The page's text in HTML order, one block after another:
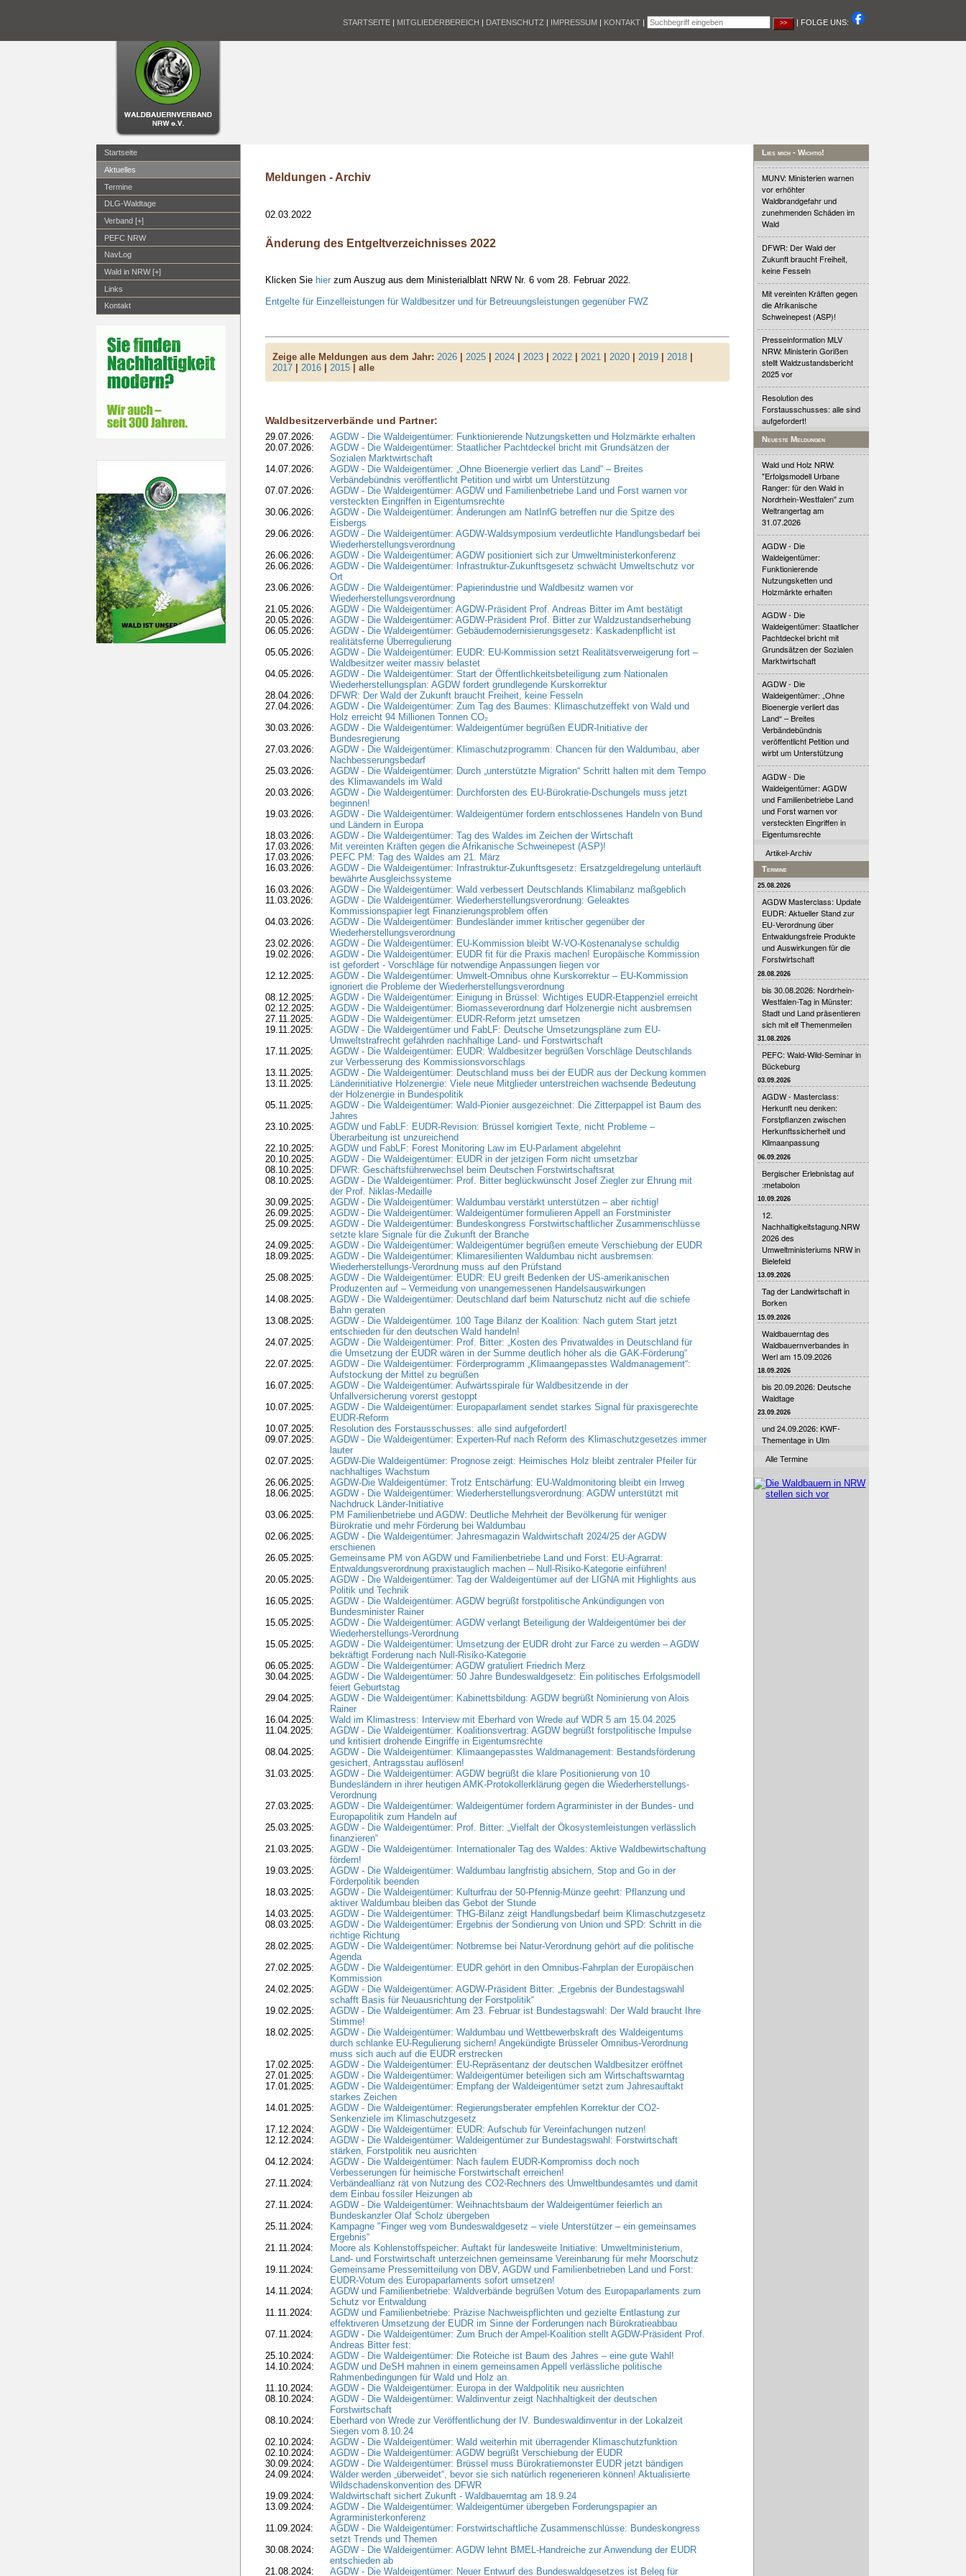
STARTSEITE | MITGLIEDERBEREICH | DATENSCHUTZ | IMPRESSUM | KONTAKT | | FOLGE UNS:
Startseite
Aktuelles
Termine
DLG-Waldtage
Verband [+]
PEFC NRW
NavLog
Wald in NRW [+]
Links
Kontakt
Meldungen - Archiv
02.03.2022
Änderung des Entgeltverzeichnisses 2022
Klicken Sie hierzum Auszug aus dem Ministerialblatt NRW Nr. 6 vom 28. Februar 2022.
Entgelte für Einzelleistungen für Waldbesitzer und für Betreuungsleistungen gegenüber FWZ
Zeige alle Meldungen aus dem Jahr: 2026| 2025| 2024| 2023| 2022| 2021| 2020| 2019| 2018|
2017| 2016| 2015| alle
Waldbesitzerverbände und Partner:
29.07.2026:
AGDW - Die Waldeigentümer: Funktionierende Nutzungsketten und Holzmärkte erhalten
20.07.2026:
AGDW - Die Waldeigentümer: Staatlicher Pachtdeckel bricht mit Grundsätzen der
Sozialen Marktwirtschaft
14.07.2026:
AGDW - Die Waldeigentümer: „Ohne Bioenergie verliert das Land“ – Breites
Verbändebündnis veröffentlicht Petition und wirbt um Unterstützung
07.07.2026:
AGDW - Die Waldeigentümer: AGDW und Familienbetriebe Land und Forst warnen vor
versteckten Eingriffen in Eigentumsrechte
30.06.2026:
AGDW - Die Waldeigentümer: Änderungen am NatInfG betreffen nur die Spitze des
Eisbergs
29.06.2026:
AGDW - Die Waldeigentümer: AGDW-Waldsymposium verdeutlichte Handlungsbedarf bei
Wiederherstellungsverordnung
26.06.2026:
AGDW - Die Waldeigentümer: AGDW positioniert sich zur Umweltministerkonferenz
26.06.2026:
AGDW - Die Waldeigentümer: Infrastruktur-Zukunftsgesetz schwächt Umweltschutz vor
Ort
23.06.2026:
AGDW - Die Waldeigentümer: Papierindustrie und Waldbesitz warnen vor
Wiederherstellungsverordnung
21.05.2026:
AGDW - Die Waldeigentümer: AGDW-Präsident Prof. Andreas Bitter im Amt bestätigt
20.05.2026:
AGDW - Die Waldeigentümer: AGDW-Präsident Prof. Bitter zur Waldzustandserhebung
06.05.2026:
AGDW - Die Waldeigentümer: Gebäudemodernisierungsgesetz: Kaskadenpflicht ist
realitätsferne Überregulierung
05.05.2026:
AGDW - Die Waldeigentümer: EUDR: EU-Kommission setzt Realitätsverweigerung fort –
Waldbesitzer weiter massiv belastet
04.05.2026:
AGDW - Die Waldeigentümer: Start der Öffentlichkeitsbeteiligung zum Nationalen
Wiederherstellungsplan: AGDW fordert grundlegende Kurskorrektur
28.04.2026:
DFWR: Der Wald der Zukunft braucht Freiheit, keine Fesseln
27.04.2026:
AGDW - Die Waldeigentümer: Zum Tag des Baumes: Klimaschutzeffekt von Wald und
Holz erreicht 94 Millionen Tonnen CO₂
30.03.2026:
AGDW - Die Waldeigentümer: Waldeigentümer begrüßen EUDR-Initiative der
Bundesregierung
27.03.2026:
AGDW - Die Waldeigentümer: Klimaschutzprogramm: Chancen für den Waldumbau, aber
Nachbesserungsbedarf
25.03.2026:
AGDW - Die Waldeigentümer: Durch „unterstützte Migration“ Schritt halten mit dem Tempo
des Klimawandels im Wald
20.03.2026:
AGDW - Die Waldeigentümer: Durchforsten des EU-Bürokratie-Dschungels muss jetzt
beginnen!
19.03.2026:
AGDW - Die Waldeigentümer: Waldeigentümer fordern entschlossenes Handeln von Bund
und Ländern in Europa
18.03.2026:
AGDW - Die Waldeigentümer: Tag des Waldes im Zeichen der Wirtschaft
17.03.2026:
Mit vereinten Kräften gegen die Afrikanische Schweinepest (ASP)!
17.03.2026:
PEFC PM: Tag des Waldes am 21. März
16.03.2026:
AGDW - Die Waldeigentümer: Infrastruktur-Zukunftsgesetz: Ersatzgeldregelung unterläuft
bewährte Ausgleichssysteme
16.03.2026:
AGDW - Die Waldeigentümer: Wald verbessert Deutschlands Klimabilanz maßgeblich
11.03.2026:
AGDW - Die Waldeigentümer: Wiederherstellungsverordnung: Geleaktes
Kommissionspapier legt Finanzierungsproblem offen
04.03.2026:
AGDW - Die Waldeigentümer: Bundesländer immer kritischer gegenüber der
Wiederherstellungsverordnung
23.02.2026:
AGDW - Die Waldeigentümer: EU-Kommission bleibt W-VO-Kostenanalyse schuldig
19.02.2026:
AGDW - Die Waldeigentümer: EUDR fit für die Praxis machen! Europäische Kommission
ist gefordert - Vorschläge für notwendige Anpassungen liegen vor
12.12.2025:
AGDW - Die Waldeigentümer: Umwelt-Omnibus ohne Kurskorrektur – EU-Kommission
ignoriert die Probleme der Wiederherstellungsverordnung
08.12.2025:
AGDW - Die Waldeigentümer: Einigung in Brüssel: Wichtiges EUDR-Etappenziel erreicht
02.12.2025:
AGDW - Die Waldeigentümer: Biomasseverordnung darf Holzenergie nicht ausbremsen
27.11.2025:
AGDW - Die Waldeigentümer: EUDR-Reform jetzt umsetzen
19.11.2025:
AGDW - Die Waldeigentümer und FabLF: Deutsche Umsetzungspläne zum EU-
Umweltstrafrecht gefährden nachhaltige Land- und Forstwirtschaft
17.11.2025:
AGDW - Die Waldeigentümer: EUDR: Waldbesitzer begrüßen Vorschläge Deutschlands
zur Verbesserung des Kommissionsvorschlags
13.11.2025:
AGDW - Die Waldeigentümer: Deutschland muss bei der EUDR aus der Deckung kommen
13.11.2025:
Länderinitiative Holzenergie: Viele neue Mitglieder unterstreichen wachsende Bedeutung
der Holzenergie in Bundespolitik
05.11.2025:
AGDW - Die Waldeigentümer: Wald-Pionier ausgezeichnet: Die Zitterpappel ist Baum des
Jahres
23.10.2025:
AGDW und FabLF: EUDR-Revision: Brüssel korrigiert Texte, nicht Probleme –
Überarbeitung ist unzureichend
22.10.2025:
AGDW und FabLF: Forest Monitoring Law im EU-Parlament abgelehnt
20.10.2025:
AGDW - Die Waldeigentümer: EUDR in der jetzigen Form nicht umsetzbar
08.10.2025:
DFWR: Geschäftsführerwechsel beim Deutschen Forstwirtschaftsrat
08.10.2025:
AGDW - Die Waldeigentümer: Prof. Bitter beglückwünscht Josef Ziegler zur Ehrung mit
der Prof. Niklas-Medaille
30.09.2025:
AGDW - Die Waldeigentümer: Waldumbau verstärkt unterstützen – aber richtig!
26.09.2025:
AGDW - Die Waldeigentümer: Waldeigentümer formulieren Appell an Forstminister
25.09.2025:
AGDW - Die Waldeigentümer: Bundeskongress Forstwirtschaftlicher Zusammenschlüsse
setzte klare Signale für die Zukunft der Branche
24.09.2025:
AGDW - Die Waldeigentümer: Waldeigentümer begrüßen erneute Verschiebung der EUDR
18.09.2025:
AGDW - Die Waldeigentümer: Klimaresilienten Waldumbau nicht ausbremsen:
Wiederherstellungs-Verordnung muss auf den Prüfstand
25.08.2025:
AGDW - Die Waldeigentümer: EUDR: EU greift Bedenken der US-amerikanischen
Produzenten auf – Vermeidung von unangemessenen Handelsauswirkungen
14.08.2025:
AGDW - Die Waldeigentümer: Deutschland darf beim Naturschutz nicht auf die schiefe
Bahn geraten
13.08.2025:
AGDW - Die Waldeigentümer. 100 Tage Bilanz der Koalition: Nach gutem Start jetzt
entschieden für den deutschen Wald handeln!
24.07.2025:
AGDW - Die Waldeigentümer: Prof. Bitter: „Kosten des Privatwaldes in Deutschland für
die Umsetzung der EUDR wären in der Summe deutlich höher als die GAK-Förderung“
22.07.2025:
AGDW - Die Waldeigentümer: Förderprogramm „Klimaangepasstes Waldmanagement“:
Aufstockung der Mittel zu begrüßen
16.07.2025:
AGDW - Die Waldeigentümer: Aufwärtsspirale für Waldbesitzende in der
Unfallversicherung vorerst gestoppt
10.07.2025:
AGDW - Die Waldeigentümer: Europaparlament sendet starkes Signal für praxisgerechte
EUDR-Reform
10.07.2025:
Resolution des Forstausschusses: alle sind aufgefordert!
09.07.2025:
AGDW - Die Waldeigentümer: Experten-Ruf nach Reform des Klimaschutzgesetzes immer
lauter
02.07.2025:
AGDW-Die Waldeigentümer: Prognose zeigt: Heimisches Holz bleibt zentraler Pfeiler für
nachhaltiges Wachstum
26.06.2025:
AGDW-Die Waldeigentümer: Trotz Entschärfung: EU-Waldmonitoring bleibt ein Irrweg
18.06.2025:
AGDW - Die Waldeigentümer: Wiederherstellungsverordnung: AGDW unterstützt mit
Nachdruck Länder-Initiative
03.06.2025:
PM Familienbetriebe und AGDW: Deutliche Mehrheit der Bevölkerung für weniger
Bürokratie und mehr Förderung bei Waldumbau
02.06.2025:
AGDW - Die Waldeigentümer: Jahresmagazin Waldwirtschaft 2024/25 der AGDW
erschienen
26.05.2025:
Gemeinsame PM von AGDW und Familienbetriebe Land und Forst: EU-Agrarrat:
Entwaldungsverordnung praxistauglich machen – Null-Risiko-Kategorie einführen!
20.05.2025:
AGDW - Die Waldeigentümer: Tag der Waldeigentümer auf der LIGNA mit Highlights aus
Politik und Technik
16.05.2025:
AGDW - Die Waldeigentümer: AGDW begrüßt forstpolitische Ankündigungen von
Bundesminister Rainer
15.05.2025:
AGDW - Die Waldeigentümer: AGDW verlangt Beteiligung der Waldeigentümer bei der
Wiederherstellungs-Verordnung
15.05.2025:
AGDW - Die Waldeigentümer: Umsetzung der EUDR droht zur Farce zu werden – AGDW
bekräftigt Forderung nach Null-Risiko-Kategorie
06.05.2025:
AGDW - Die Waldeigentümer: AGDW gratuliert Friedrich Merz
30.04.2025:
AGDW - Die Waldeigentümer: 50 Jahre Bundeswaldgesetz: Ein politisches Erfolgsmodell
feiert Geburtstag
29.04.2025:
AGDW - Die Waldeigentümer: Kabinettsbildung: AGDW begrüßt Nominierung von Alois
Rainer
16.04.2025:
Wald im Klimastress: Interview mit Eberhard von Wrede auf WDR 5 am 15.04.2025
11.04.2025:
AGDW - Die Waldeigentümer: Koalitionsvertrag: AGDW begrüßt forstpolitische Impulse
und kritisiert drohende Eingriffe in Eigentumsrechte
08.04.2025:
AGDW - Die Waldeigentümer: Klimaangepasstes Waldmanagement: Bestandsförderung
gesichert, Antragsstau auflösen!
31.03.2025:
AGDW - Die Waldeigentümer: AGDW begrüßt die klare Positionierung von 10
Bundesländern in ihrer heutigen AMK-Protokollerklärung gegen die Wiederherstellungs-
Verordnung
27.03.2025:
AGDW - Die Waldeigentümer: Waldeigentümer fordern Agrarminister in der Bundes- und
Europapolitik zum Handeln auf
25.03.2025:
AGDW - Die Waldeigentümer: Prof. Bitter: „Vielfalt der Ökosystemleistungen verlässlich
finanzieren“
21.03.2025:
AGDW - Die Waldeigentümer: Internationaler Tag des Waldes: Aktive Waldbewirtschaftung
fördern!
19.03.2025:
AGDW - Die Waldeigentümer: Waldumbau langfristig absichern, Stop and Go in der
Förderpolitik beenden
18.03.2025:
AGDW - Die Waldeigentümer: Kulturfrau der 50-Pfennig-Münze geehrt: Pflanzung und
aktiver Waldumbau bleiben das Gebot der Stunde
14.03.2025:
AGDW - Die Waldeigentümer: THG-Bilanz zeigt Handlungsbedarf beim Klimaschutzgesetz
08.03.2025:
AGDW - Die Waldeigentümer: Ergebnis der Sondierung von Union und SPD: Schritt in die
richtige Richtung
28.02.2025:
AGDW - Die Waldeigentümer: Notbremse bei Natur-Verordnung gehört auf die politische
Agenda
27.02.2025:
AGDW - Die Waldeigentümer: EUDR gehört in den Omnibus-Fahrplan der Europäischen
Kommission
24.02.2025:
AGDW - Die Waldeigentümer: AGDW-Präsident Bitter: „Ergebnis der Bundestagswahl
schafft Basis für Neuausrichtung der Forstpolitik“
19.02.2025:
AGDW - Die Waldeigentümer: Am 23. Februar ist Bundestagswahl: Der Wald braucht Ihre
Stimme!
18.02.2025:
AGDW - Die Waldeigentümer: Waldumbau und Wettbewerbskraft des Waldeigentums
durch schlanke EU-Regulierung sichern! Angekündigte Brüsseler Omnibus-Verordnung
muss sich auch auf die EUDR erstrecken
17.02.2025:
AGDW - Die Waldeigentümer: EU-Repräsentanz der deutschen Waldbesitzer eröffnet
27.01.2025:
AGDW - Die Waldeigentümer: Waldeigentümer beteiligen sich am Wirtschaftswarntag
17.01.2025:
AGDW - Die Waldeigentümer: Empfang der Waldeigentümer setzt zum Jahresauftakt
starkes Zeichen
14.01.2025:
AGDW - Die Waldeigentümer: Regierungsberater empfehlen Korrektur der CO2-
Senkenziele im Klimaschutzgesetz
17.12.2024:
AGDW - Die Waldeigentümer: EUDR: Aufschub für Vereinfachungen nutzen!
12.12.2024:
AGDW - Die Waldeigentümer: Waldeigentümer zur Bundestagswahl: Forstwirtschaft
stärken, Forstpolitik neu ausrichten
04.12.2024:
AGDW - Die Waldeigentümer: Nach faulem EUDR-Kompromiss doch noch
Verbesserungen für heimische Forstwirtschaft erreichen!
27.11.2024:
Verbändeallianz rät von Nutzung des CO2-Rechners des Umweltbundesamtes und damit
dem Einbau fossiler Heizungen ab
27.11.2024:
AGDW - Die Waldeigentümer: Weihnachtsbaum der Waldeigentümer feierlich an
Bundeskanzler Olaf Scholz übergeben
25.11.2024:
Kampagne "Finger weg vom Bundeswaldgesetz – viele Unterstützer – ein gemeinsames
Ergebnis“
21.11.2024:
Moore als Kohlenstoffspeicher: Auftakt für landesweite Initiative: Umweltministerium,
Land- und Forstwirtschaft unterzeichnen gemeinsame Vereinbarung für mehr Moorschutz
19.11.2024:
Gemeinsame Pressemitteilung von DBV, AGDW und Familienbetrieben Land und Forst:
EUDR-Votum des Europaparlaments sofort umsetzen!
14.11.2024:
AGDW und Familienbetriebe: Waldverbände begrüßen Votum des Europaparlaments zum
Schutz vor Entwaldung
11.11.2024:
AGDW und Familienbetriebe: Präzise Nachweispflichten und gezielte Entlastung zur
effektiveren Umsetzung der EUDR im Sinne der Forderungen nach Bürokratieabbau
07.11.2024:
AGDW - Die Waldeigentümer: Zum Bruch der Ampel-Koalition stellt AGDW-Präsident Prof.
Andreas Bitter fest:
25.10.2024:
AGDW - Die Waldeigentümer: Die Roteiche ist Baum des Jahres – eine gute Wahl!
14.10.2024:
AGDW und DeSH mahnen in einem gemeinsamen Appell verlässliche politische
Rahmenbedingungen für Wald und Holz an.
11.10.2024:
AGDW - Die Waldeigentümer: Europa in der Waldpolitik neu ausrichten
08.10.2024:
AGDW - Die Waldeigentümer: Waldinventur zeigt Nachhaltigkeit der deutschen
Forstwirtschaft
08.10.2024:
Eberhard von Wrede zur Veröffentlichung der IV. Bundeswaldinventur in der Lokalzeit
Siegen vom 8.10.24
02.10.2024:
AGDW - Die Waldeigentümer: Wald weiterhin mit überragender Klimaschutzfunktion
02.10.2024:
AGDW - Die Waldeigentümer: AGDW begrüßt Verschiebung der EUDR
30.09.2024:
AGDW - Die Waldeigentümer: Brüssel muss Bürokratiemonster EUDR jetzt bändigen
24.09.2024:
Wälder werden „überweidet“, bevor sie sich natürlich regenerieren können! Aktualisierte
Wildschadenskonvention des DFWR
19.09.2024:
Waldwirtschaft sichert Zukunft - Waldbauerntag am 18.9.24
13.09.2024:
AGDW - Die Waldeigentümer: Waldeigentümer übergeben Forderungspapier an
Agrarministerkonferenz
11.09.2024:
AGDW - Die Waldeigentümer: Forstwirtschaftliche Zusammenschlüsse: Bundeskongress
setzt Trends und Themen
30.08.2024:
AGDW - Die Waldeigentümer: AGDW lehnt BMEL-Handreiche zur Anwendung der EUDR
entschieden ab
21.08.2024:
AGDW - Die Waldeigentümer: Neuer Entwurf des Bundeswaldgesetzes ist Beleg für
Lies mich - Wichtig!
MUNV: Ministerien warnen
vor erhöhter
Waldbrandgefahr und
zunehmenden Schäden im
Wald
DFWR: Der Wald der
Zukunft braucht Freiheit,
keine Fesseln
Mit vereinten Kräften gegen
die Afrikanische
Schweinepest (ASP)!
Presseinformation MLV
NRW: Ministerin Gorißen
stellt Waldzustandsbericht
2025 vor
Resolution des
Forstausschusses: alle sind
aufgefordert!
Neueste Meldungen
Wald und Holz NRW:
"Erfolgsmodell Urbane
Ranger: für den Wald in
Nordrhein-Westfalen" zum
Weltrangertag am
31.07.2026
AGDW - Die
Waldeigentümer:
Funktionierende
Nutzungsketten und
Holzmärkte erhalten
AGDW - Die
Waldeigentümer: Staatlicher
Pachtdeckel bricht mit
Grundsätzen der Sozialen
Marktwirtschaft
AGDW - Die
Waldeigentümer: „Ohne
Bioenergie verliert das
Land“ – Breites
Verbändebündnis
veröffentlicht Petition und
wirbt um Unterstützung
AGDW - Die
Waldeigentümer: AGDW
und Familienbetriebe Land
und Forst warnen vor
versteckten Eingriffen in
Eigentumsrechte
Artikel-Archiv
Termine
25.08.2026
AGDW Masterclass: Update
EUDR: Aktueller Stand zur
EU-Verordnung über
Entwaldungsfreie Produkte
und Auswirkungen für die
Forstwirtschaft
28.08.2026
bis 30.08.2026: Nordrhein-
Westfalen-Tag in Münster:
Stadt und Land präsentieren
sich mit elf Themenmeilen
31.08.2026
PEFC: Wald-Wild-Seminar in
Bückeburg
03.09.2026
AGDW - Masterclass:
Herkunft neu denken:
Forstpflanzen zwischen
Herkunftssicherheit und
Klimaanpassung
06.09.2026
Bergischer Erlebnistag auf
:metabolon
10.09.2026
12.
Nachhaltigkeitstagung.NRW
2026 des
Umweltministeriums NRW in
Bielefeld
13.09.2026
Tag der Landwirtschaft in
Borken
15.09.2026
Waldbauerntag des
Waldbauernverbandes in
Werl am 15.09.2026
18.09.2026
bis 20.09.2026: Deutsche
Waldtage
23.09.2026
und 24.09.2026: KWF-
Thementage in Ulm
Alle Termine